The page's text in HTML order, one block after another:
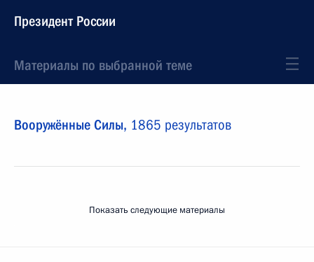
Президент России
Материалы по выбранной теме
Вооружённые Силы, 1865 результатов
Показать следующие материалы